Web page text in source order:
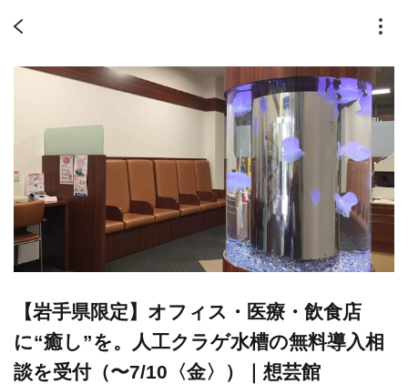
【岩手県限定】オフィス・医療・飲食店
に“癒し”を。人工クラゲ水槽の無料導入相
談を受付（〜7/10〈金〉）｜想芸館